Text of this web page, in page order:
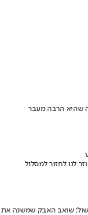
שהיא הרבה מעבר
לנו לחזור למסלול
שואב האבק שמשנה את